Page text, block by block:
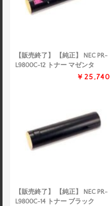
【販売終了】 【純正】 NEC PR-
L9800C-12 トナー マゼンタ
￥25,740
【販売終了】 【純正】 NEC PR-
L9800C-14 トナー ブラック